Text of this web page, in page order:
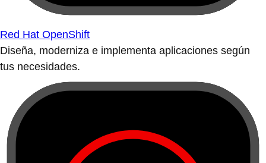
Red Hat OpenShift
Diseña, moderniza e implementa aplicaciones según
tus necesidades.